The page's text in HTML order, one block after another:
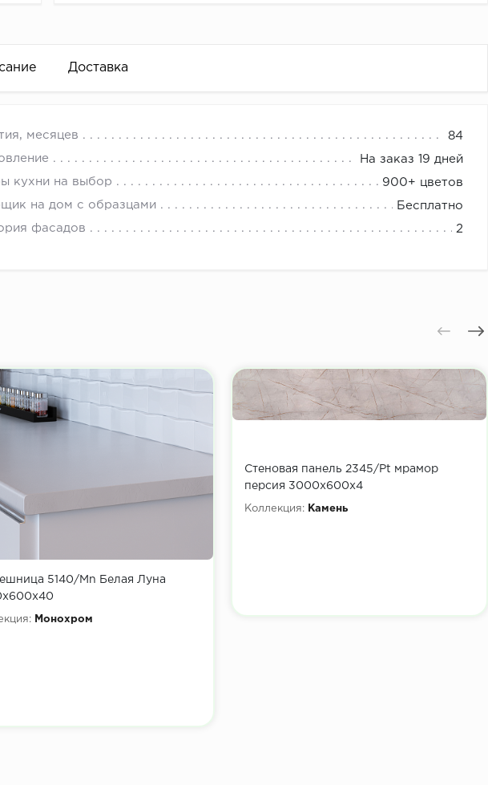
Доставка
месяцев 84
На заказ 19 дней
кухни на выбор 900+ цветов
на дом с образцами Бесплатно
фасадов 2
5140/Mn Белая Луна
Монохром
Стеновая панель 2345/Pt мрамор
персия 3000х600х4
Коллекция: Камень